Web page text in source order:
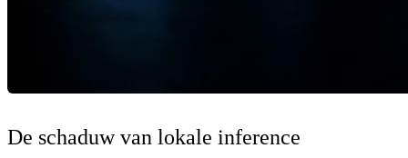
De schaduw van lokale inference